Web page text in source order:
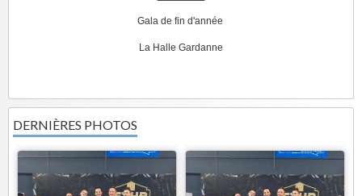
Gala de fin d'année
La Halle Gardanne
DERNIÈRES PHOTOS